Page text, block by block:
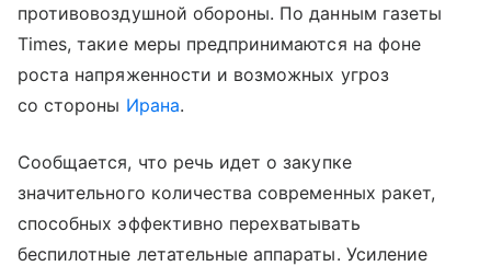
противовоздушной обороны. По данным газеты
Times, такие меры предпринимаются на фоне
роста напряженности и возможных угроз
со стороны Ирана.
Сообщается, что речь идет о закупке
значительного количества современных ракет,
способных эффективно перехватывать
беспилотные летательные аппараты. Усиление